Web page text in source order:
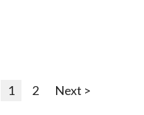
1 2 Next >